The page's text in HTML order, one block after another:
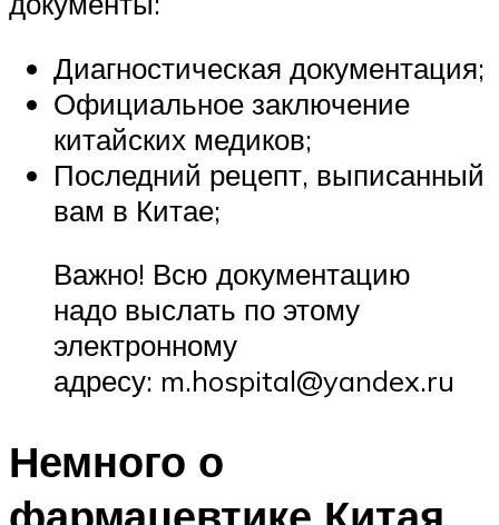
Диагностическая документация;
Официальное заключение
китайских медиков;
Последний рецепт, выписанный
вам в Китае;
Важно! Всю документацию
надо выслать по этому
электронному
адресу: m.hospital@yandex.ru
Немного о